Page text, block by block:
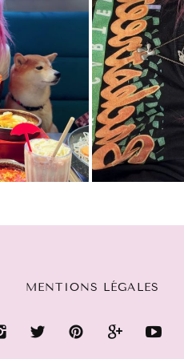
MENTIONS LÉGALES